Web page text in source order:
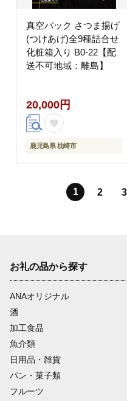
真空パック さつま揚げ
(つけあげ)全9種詰合せ
化粧箱入り B0-22【配
送不可地域：離島】
20,000円
鹿児島県 枕崎市
1 2 3
お礼の品から探す
ANAオリジナル
酒
加工食品
魚介類
日用品・雑貨
パン・菓子類
フルーツ